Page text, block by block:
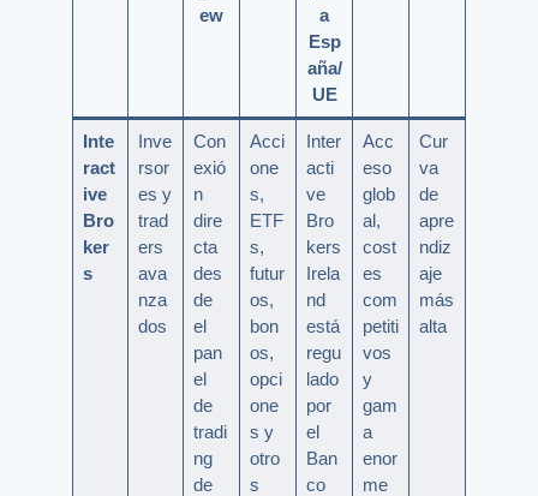
ew
a
Esp
aña/
UE
Inte
ract
ive
Bro
ker
s
Inve
rsor
es y
trad
ers
ava
nza
dos
Con
exió
n
dire
cta
des
de
el
pan
el
de
tradi
ng
de
Acci
one
s,
ETF
s,
futur
os,
bon
os,
opci
one
s y
otro
s
Inter
acti
ve
Bro
kers
Irela
nd
está
regu
lado
por
el
Ban
co
Acc
eso
glob
al,
cost
es
com
petiti
vos
y
gam
a
enor
me
Cur
va
de
apre
ndiz
aje
más
alta